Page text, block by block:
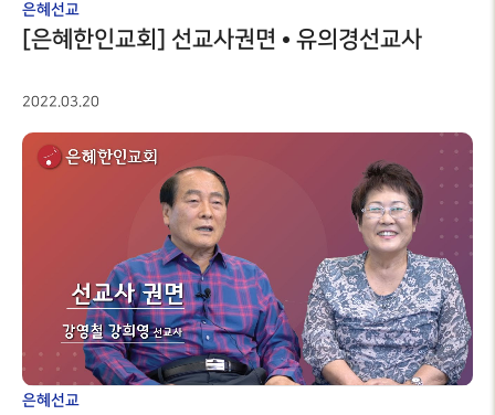
은혜선교
[은혜한인교회] 선교사권면 • 유의경선교사
2022.03.20
은혜선교